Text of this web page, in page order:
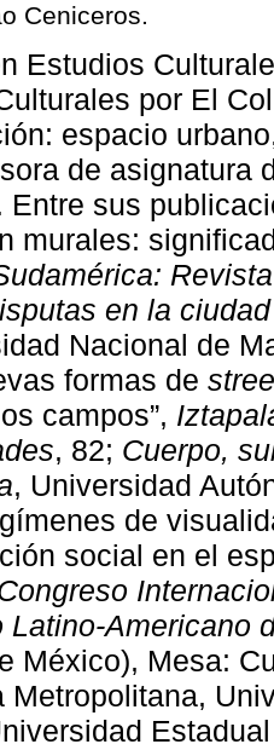
Ceniceros.
Estudios
por El
espacio
de asignatura
Entre sus
murales:
en la
Nacional de
formas de
campos”,
, 82; Cuerpo,
, Universidad
de
social en el
Latino-Americano
México), Mesa:
Metropolitana,